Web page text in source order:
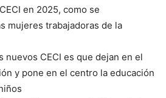
en 2025, como se
mujeres trabajadoras de la
nuevos CECI es que dejan en el
y pone en el centro la educación